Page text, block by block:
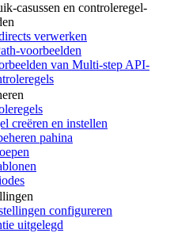
casussen en controleregel-
verwerken
voorbeelden
van Multi-step API-
creëren en instellen
pahina
configureren
uitgelegd